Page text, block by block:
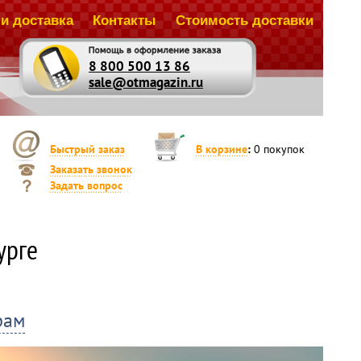
8 800 500 13 86
sale@otmagazin.ru
доставка Контакты Стоимость доставки
Быстрый заказ В корзине: 0 покупок
Заказать звонок
Задать вопрос
5%
10%
скидка 15% или кофемолка Philips HD7762 в
магазине.